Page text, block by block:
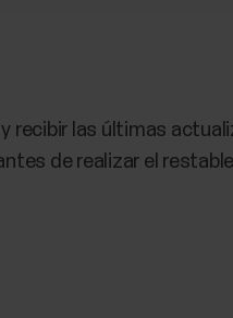
recibir las últimas
de realizar el